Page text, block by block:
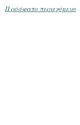
Πρόσφατο περιεχόμενο